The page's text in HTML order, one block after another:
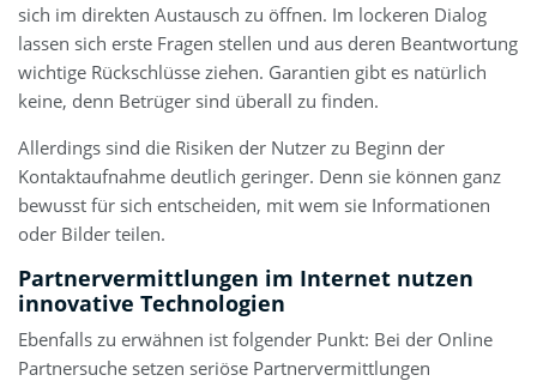
sich im direkten Austausch zu öffnen. Im lockeren Dialog
lassen sich erste Fragen stellen und aus deren Beantwortung
wichtige Rückschlüsse ziehen. Garantien gibt es natürlich
keine, denn Betrüger sind überall zu finden.
Allerdings sind die Risiken der Nutzer zu Beginn der
Kontaktaufnahme deutlich geringer. Denn sie können ganz
bewusst für sich entscheiden, mit wem sie Informationen
oder Bilder teilen.
Partnervermittlungen im Internet nutzen
innovative Technologien
Ebenfalls zu erwähnen ist folgender Punkt: Bei der Online
Partnersuche setzen seriöse Partnervermittlungen